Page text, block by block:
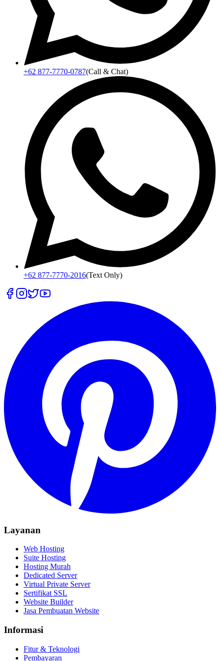
+62 877-7770-0787(Call & Chat)
+62 877-7770-2016(Text Only)
Layanan
Web Hosting
Suite Hosting
Hosting Murah
Dedicated Server
Virtual Private Server
Sertifikat SSL
Website Builder
Jasa Pembuatan Website
Informasi
Fitur & Teknologi
Pembayaran